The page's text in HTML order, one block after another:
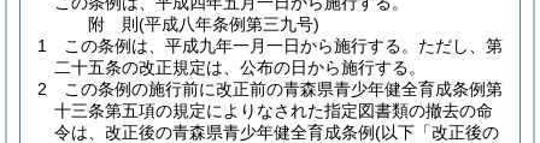
附 則(平成八年条例第三九号)
1
この条例は、平成九年一月一日から施行する。 ただし、第
二十五条の改正規定は、公布の日から施行する。
2
この条例の施行前に改正前の青森県青少年健全育成条例第
十三条第五項の規定によりなされた指定図書類の撤去の命
令は、改正後の青森県青少年健全育成条例(以下「改正後の